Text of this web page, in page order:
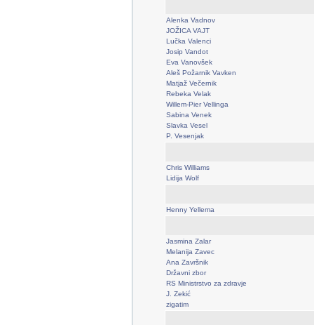
Alenka Vadnov
JOŽICA VAJT
Lučka Valenci
Josip Vandot
Eva Vanovšek
Aleš Požarnik Vavken
Matjaž Večernik
Rebeka Velak
Willem-Pier Vellinga
Sabina Venek
Slavka Vesel
P. Vesenjak
Chris Williams
Lidija Wolf
Henny Yellema
Jasmina Zalar
Melanija Zavec
Ana Završnik
Državni zbor
RS Ministrstvo za zdravje
J. Zekić
zigatim